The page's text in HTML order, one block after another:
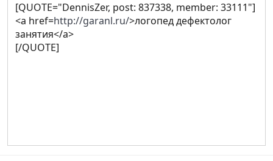
[QUOTE="DennisZer, post: 837338, member: 33111"]
<a href=http://garanl.ru/>логопед дефектолог
занятия</a>
[/QUOTE]